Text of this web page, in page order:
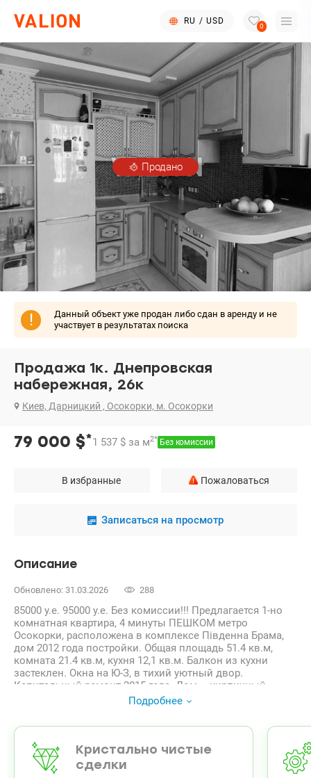
RU / USD
0
Продано
!
Данный объект уже продан либо сдан в аренду и не
участвует в результатах поиска
Продажа 1к. Днепровская
набережная, 26к
Киев, Дарницкий , Осокорки, м. Осокорки
79 000 $*1 537 $ за м2* Без комиссии
В избранные Пожаловаться
Записаться на просмотр
Описание
Обновлено: 31.03.2026 288
85000 у.е. 95000 у.е. Без комиссии!!! Предлагается 1-но
комнатная квартира, 4 минуты ПЕШКОМ метро
Осокорки, расположена в комплексе Південна Брама,
дом 2012 года постройки. Общая площадь 51.4 кв.м,
комната 21.4 кв.м, кухня 12,1 кв.м. Балкон из кухни
застеклен. Окна на Ю-З, в тихий уютный двор.
Капитальный ремонт 2015 года. Дом – кирпичный,
полы – паркет и плитка (с подогревом). Продажа с
бойлером на 80 литров, стиральной машиной,
кондиционером. Заходи, живи и радуйся. Консьерж, 3
лифта -2 пассажирских, 1 грузовой. Чистая продажа.
valion.ua/1109971
Подробнее
Кристально чистые
сделки